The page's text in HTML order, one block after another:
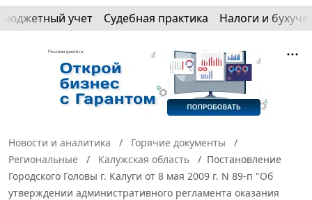
Бюджетный учет Судебная практика Налоги и
Новости и аналитика
Горячие документы
Региональные
Калужская область
Постановление
Городского Головы г. Калуги от 8 мая 2009 г. N 89-п "Об
утверждении административного регламента оказания